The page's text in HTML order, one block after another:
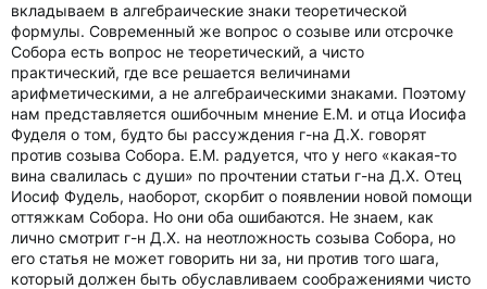
вкладываем в алгебраические знаки теоретической
формулы. Современный же вопрос о созыве или отсрочке
Собора есть вопрос не теоретический, а чисто
практический, где все решается величинами
арифметическими, а не алгебраическими знаками. Поэтому
нам представляется ошибочным мнение Е.М. и отца Иосифа
Фуделя о том, будто бы рассуждения г-на Д.Х. говорят
против созыва Собора. Е.М. радуется, что у него «какая-то
вина свалилась с души» по прочтении статьи г-на Д.Х. Отец
Иосиф Фудель, наоборот, скорбит о появлении новой помощи
оттяжкам Собора. Но они оба ошибаются. Не знаем, как
лично смотрит г-н Д.Х. на неотложность созыва Собора, но
его статья не может говорить ни за, ни против того шага,
который должен быть обуславливаем соображениями чисто